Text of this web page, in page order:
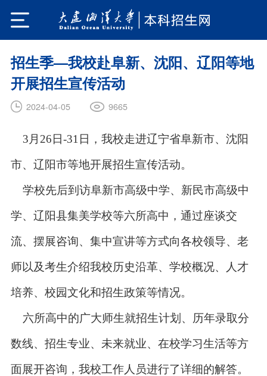
招生季—我校赴阜新、沈阳、辽阳等地
开展招生宣传活动
2024-04-05 9665
3 月26日-31日，我校走进辽宁省阜新市、沈阳
市、辽阳市等地开展招生宣传活动。
学校先后到访阜新市高级中学、新民市高级中
学、辽阳县集美学校等六所高中，通过座谈交
流、摆展咨询、集中宣讲等方式向各校领导、老
师以及考生介绍我校历史沿革、学校概况、人才
培养、校园文化和招生政策等情况。
六所高中的广大师生就招生计划、历年录取分
数线、招生专业、未来就业、在校学习生活等方
面展开咨询，我校工作人员进行了详细的解答。